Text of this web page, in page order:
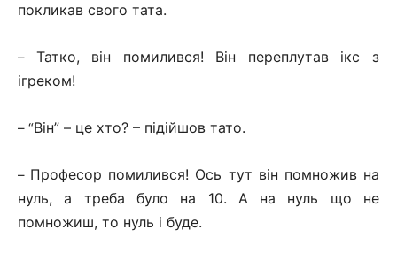
покликав свого тата.
– Татко, він помилився! Він переплутав ікс з
ігреком!
– “Він” – це хто? – підійшов тато.
– Професор помилився! Ось тут він помножив на
нуль, а треба було на 10. А на нуль що не
помножиш, то нуль і буде.